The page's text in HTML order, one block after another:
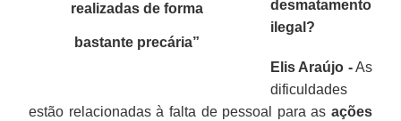
realizadas de forma
bastante precária”
desmatamento
ilegal?
Elis Araújo -As
dificuldades
estão relacionadas à falta de pessoal para as ações